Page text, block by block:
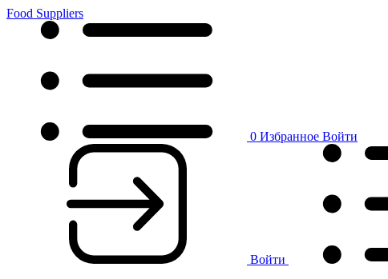
Food Suppliers
0 Избранное Войти
Войти